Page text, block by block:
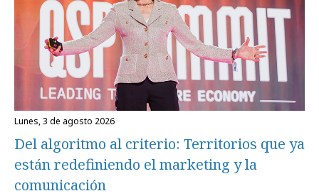
lunes, 3 de agosto 2026
Del algoritmo al criterio: Territorios que ya
están redefiniendo el marketing y la
comunicación